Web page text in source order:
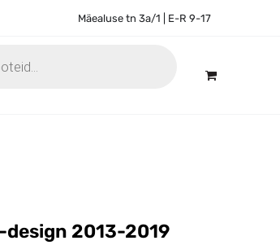
Mäealuse tn 3a/1 | E-R 9-17
design 2013-2019